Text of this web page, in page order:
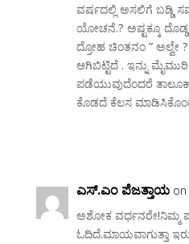
ವರ್ಷದಲ್ಲಿ ಅಸಲಿಗೆ ಬಡ್ಡಿ
ಯೋಚನೆ.? ಅಷ್ಟಕ್ಕೂ
ದ್ರೋಹ ಚಿಂತನಂ ” ಅಲ್ವೇ
ಆಗಿಬಿಟ್ಟಿದೆ . ಇನ್ನು
ಪಡೆಯುವುದೆಂದರೆ
ಕೊಡದೆ ಕೆಲಸ
ಎಸ್.ಎಂ ಪೆಜತ್ತಾಯ
ಅಶೋಕ ವರ್ಧನರೇ!ನಿಮ್ಮ
ಓದಿದೆ.ಮಾಯವಾಗುತ್ತಾ